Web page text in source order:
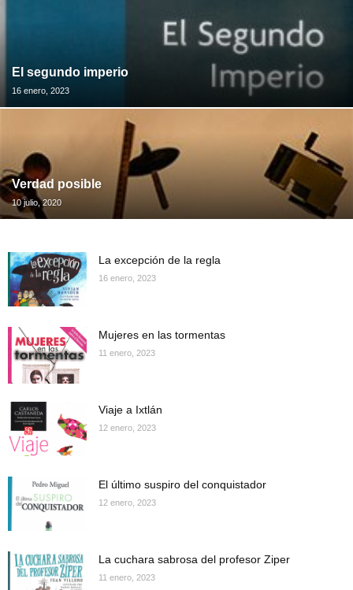
El segundo imperio
16 enero, 2023
Verdad posible
10 julio, 2020
La excepción de la regla
16 enero, 2023
Mujeres en las tormentas
11 enero, 2023
Viaje a Ixtlán
12 enero, 2023
El último suspiro del conquistador
12 enero, 2023
La cuchara sabrosa del profesor Ziper
11 enero, 2023